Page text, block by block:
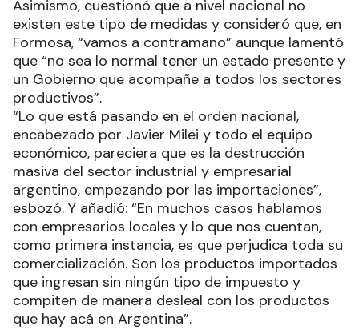
Asimismo, cuestionó que a nivel nacional no
existen este tipo de medidas y consideró que, en
Formosa, “vamos a contramano” aunque lamentó
que “no sea lo normal tener un estado presente y
un Gobierno que acompañe a todos los sectores
productivos”.
“Lo que está pasando en el orden nacional,
encabezado por Javier Milei y todo el equipo
económico, pareciera que es la destrucción
masiva del sector industrial y empresarial
argentino, empezando por las importaciones”,
esbozó. Y añadió: “En muchos casos hablamos
con empresarios locales y lo que nos cuentan,
como primera instancia, es que perjudica toda su
comercialización. Son los productos importados
que ingresan sin ningún tipo de impuesto y
compiten de manera desleal con los productos
que hay acá en Argentina”.